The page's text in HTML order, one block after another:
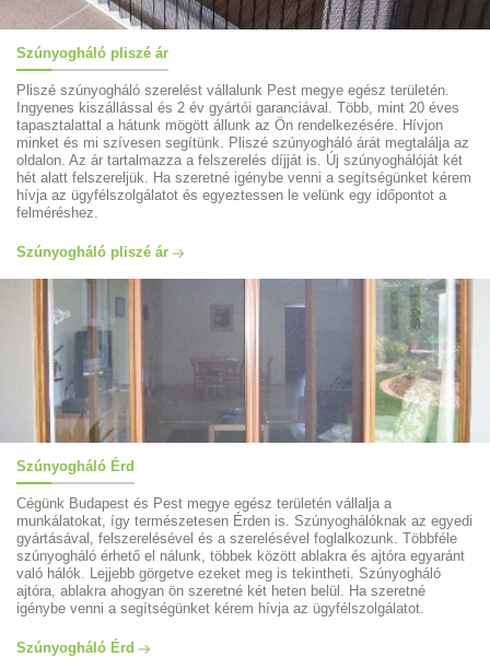
Szúnyogháló pliszé ár
Pliszé szúnyogháló szerelést vállalunk Pest megye egész területén.
Ingyenes kiszállással és 2 év gyártói garanciával. Több, mint 20 éves
tapasztalattal a hátunk mögött állunk az Ön rendelkezésére. Hívjon
minket és mi szívesen segítünk. Pliszé szúnyogháló árát megtalálja az
oldalon. Az ár tartalmazza a felszerelés díjját is. Új szúnyoghálóját két
hét alatt felszereljük. Ha szeretné igénybe venni a segítségünket kérem
hívja az ügyfélszolgálatot és egyeztessen le velünk egy időpontot a
felméréshez.
Szúnyogháló pliszé ár
Szúnyogháló Érd
Cégünk Budapest és Pest megye egész területén vállalja a
munkálatokat, így természetesen Érden is. Szúnyoghálóknak az egyedi
gyártásával, felszerelésével és a szerelésével foglalkozunk. Többféle
szúnyogháló érhető el nálunk, többek között ablakra és ajtóra egyaránt
való hálók. Lejjebb görgetve ezeket meg is tekintheti. Szúnyogháló
ajtóra, ablakra ahogyan ön szeretné két heten belül. Ha szeretné
igénybe venni a segítségünket kérem hívja az ügyfélszolgálatot.
Szúnyogháló Érd